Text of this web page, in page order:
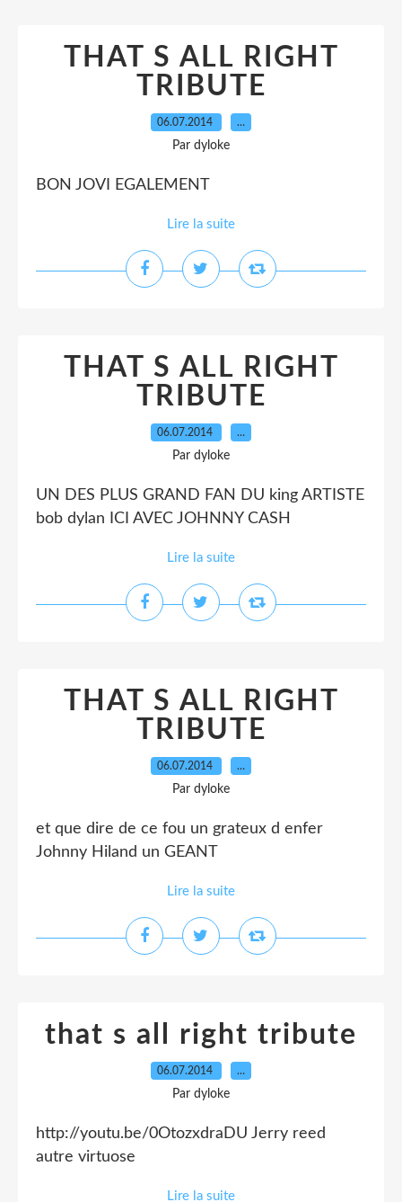
THAT S ALL RIGHT
TRIBUTE
06.07.2014 …
Par dyloke
BON JOVI EGALEMENT
Lire la suite
THAT S ALL RIGHT
TRIBUTE
06.07.2014 …
Par dyloke
UN DES PLUS GRAND FAN DU king ARTISTE
bob dylan ICI AVEC JOHNNY CASH
Lire la suite
THAT S ALL RIGHT
TRIBUTE
06.07.2014 …
Par dyloke
et que dire de ce fou un grateux d enfer
Johnny Hiland un GEANT
Lire la suite
that s all right tribute
06.07.2014 …
Par dyloke
http://youtu.be/0OtozxdraDU Jerry reed
autre virtuose
Lire la suite